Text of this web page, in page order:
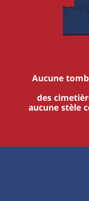
Aucune
des
aucune stèle